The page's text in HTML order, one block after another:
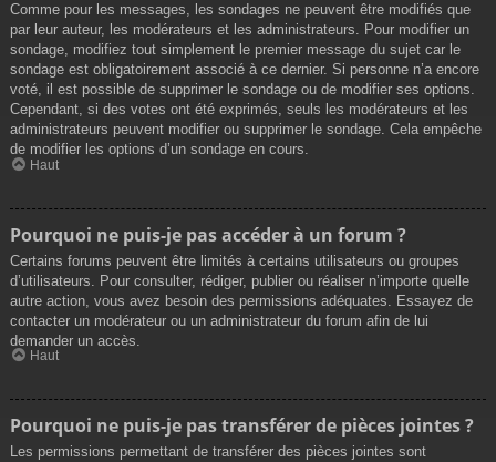
Comme pour les messages, les sondages ne peuvent être modifiés que
par leur auteur, les modérateurs et les administrateurs. Pour modifier un
sondage, modifiez tout simplement le premier message du sujet car le
sondage est obligatoirement associé à ce dernier. Si personne n’a encore
voté, il est possible de supprimer le sondage ou de modifier ses options.
Cependant, si des votes ont été exprimés, seuls les modérateurs et les
administrateurs peuvent modifier ou supprimer le sondage. Cela empêche
de modifier les options d’un sondage en cours.
Haut
Pourquoi ne puis-je pas accéder à un forum ?
Certains forums peuvent être limités à certains utilisateurs ou groupes
d’utilisateurs. Pour consulter, rédiger, publier ou réaliser n’importe quelle
autre action, vous avez besoin des permissions adéquates. Essayez de
contacter un modérateur ou un administrateur du forum afin de lui
demander un accès.
Haut
Pourquoi ne puis-je pas transférer de pièces jointes ?
Les permissions permettant de transférer des pièces jointes sont